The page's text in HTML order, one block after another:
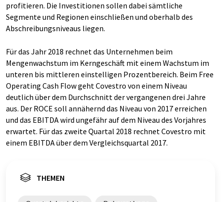
profitieren. Die Investitionen sollen dabei sämtliche
Segmente und Regionen einschließen und oberhalb des
Abschreibungsniveaus liegen.
Für das Jahr 2018 rechnet das Unternehmen beim
Mengenwachstum im Kerngeschäft mit einem Wachstum im
unteren bis mittleren einstelligen Prozentbereich. Beim Free
Operating Cash Flow geht Covestro von einem Niveau
deutlich über dem Durchschnitt der vergangenen drei Jahre
aus. Der ROCE soll annähernd das Niveau von 2017 erreichen
und das EBITDA wird ungefähr auf dem Niveau des Vorjahres
erwartet. Für das zweite Quartal 2018 rechnet Covestro mit
einem EBITDA über dem Vergleichsquartal 2017.
THEMEN